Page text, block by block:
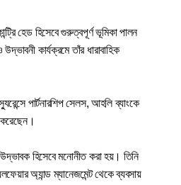
হেড হিসেবে গুরুত্বপূর্ণ ভূমিকা পালন
কার্যক্রমে তাঁর ধারাবাহিক
পার্টনারশিপ সেলস, আহলি ব্যাংকে
করেছেন।
হিসেবে মনোনীত করা হয়। তিনি
অ্যান্ড ম্যানেজমেন্ট থেকে ব্যবসায়